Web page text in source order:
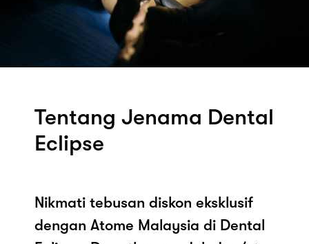
Tentang Jenama Dental
Eclipse
Nikmati tebusan diskon eksklusif
dengan Atome Malaysia di Dental